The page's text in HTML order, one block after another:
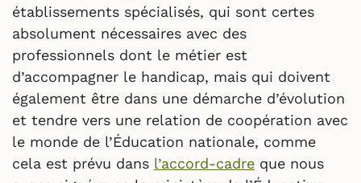
établissements spécialisés, qui sont certes
absolument nécessaires avec des
professionnels dont le métier est
d’accompagner le handicap, mais qui doivent
également être dans une démarche d’évolution
et tendre vers une relation de coopération avec
le monde de l’Éducation nationale, comme
cela est prévu dans l’accord-cadre que nous